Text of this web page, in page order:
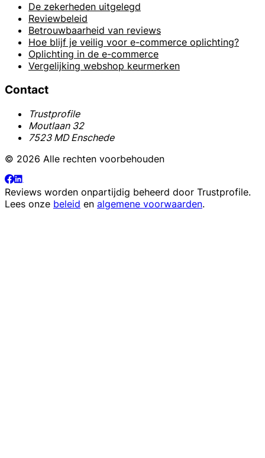
De zekerheden uitgelegd
Reviewbeleid
Betrouwbaarheid van reviews
Hoe blijf je veilig voor e-commerce oplichting?
Oplichting in de e-commerce
Vergelijking webshop keurmerken
Contact
Trustprofile
Moutlaan 32
7523 MD Enschede
© 2026 Alle rechten voorbehouden
Reviews worden onpartijdig beheerd door Trustprofile.
Lees onze beleid en algemene voorwaarden.